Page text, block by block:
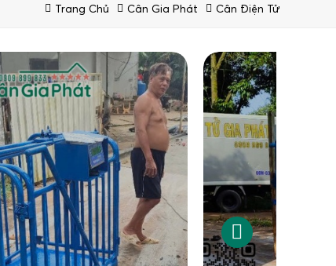
Trang Chủ Cân Gia Phát Cân Điện Tử